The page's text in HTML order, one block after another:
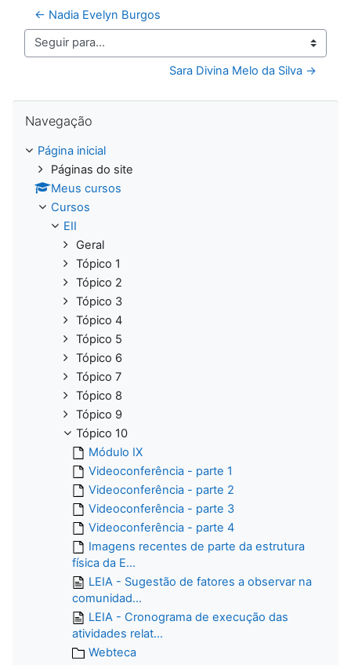
← Nadia Evelyn Burgos
Seguir para...
Sara Divina Melo da Silva →
Navegação
Página inicial
Páginas do site
Meus cursos
Cursos
EII
Geral
Tópico 1
Tópico 2
Tópico 3
Tópico 4
Tópico 5
Tópico 6
Tópico 7
Tópico 8
Tópico 9
Tópico 10
Módulo IX
Videoconferência - parte 1
Videoconferência - parte 2
Videoconferência - parte 3
Videoconferência - parte 4
Imagens recentes de parte da estrutura
física da E...
LEIA - Sugestão de fatores a observar na
comunidad...
LEIA - Cronograma de execução das
atividades relat...
Webteca